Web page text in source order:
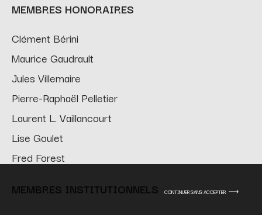
CONTINUER SANS ACCEPTER
MEMBRES HONORAIRES
Clément Bérini
Maurice Gaudrault
Jules Villemaire
Pierre-Raphaël Pelletier
Laurent L. Vaillancourt
Lise Goulet
Fred Forest
MEMBRES INSTITUTIONNELS